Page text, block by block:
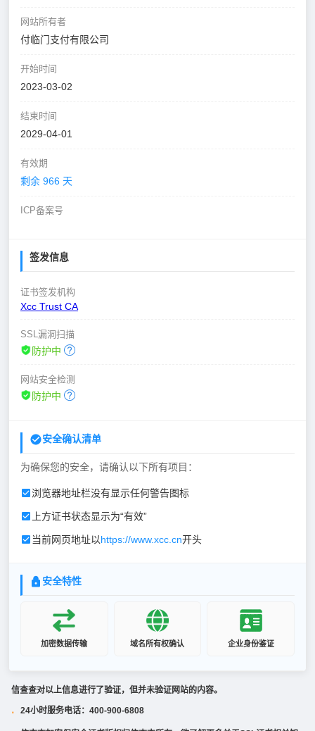
网站所有者
付临门支付有限公司
开始时间
2023-03-02
结束时间
2029-04-01
有效期
剩余 966 天
ICP备案号
签发信息
证书签发机构
Xcc Trust CA
SSL漏洞扫描
防护中
网站安全检测
防护中
安全确认清单
为确保您的安全，请确认以下所有项目：
浏览器地址栏没有显示任何警告图标
上方证书状态显示为“有效”
当前网页地址以https://www.xcc.cn开头
安全特性
加密数据传输 域名所有权确认 企业身份鉴证
信查查对以上信息进行了验证，但并未验证网站的内容。
· 24小时服务电话：400-900-6808